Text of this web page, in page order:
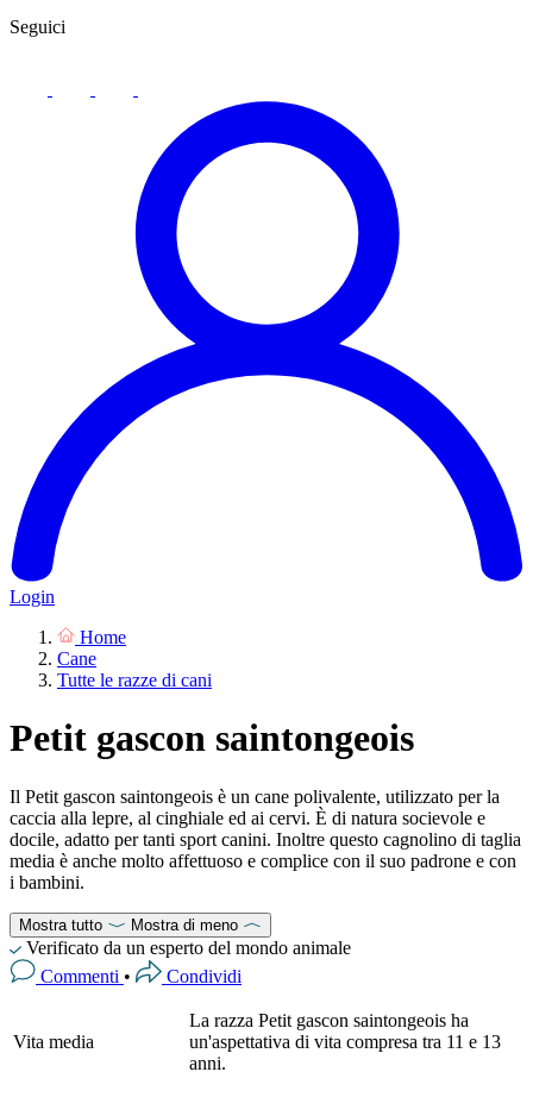
Seguici
Login
Home
Cane
Tutte le razze di cani
Petit gascon saintongeois
Il Petit gascon saintongeois è un cane polivalente, utilizzato per la
caccia alla lepre, al cinghiale ed ai cervi. È di natura socievole e
docile, adatto per tanti sport canini. Inoltre questo cagnolino di taglia
media è anche molto affettuoso e complice con il suo padrone e con
i bambini.
Mostra tutto Mostra di meno
Verificato da un esperto del mondo animale
Commenti • Condividi
Vita media
La razza Petit gascon saintongeois ha
un'aspettativa di vita compresa tra 11 e 13
anni.